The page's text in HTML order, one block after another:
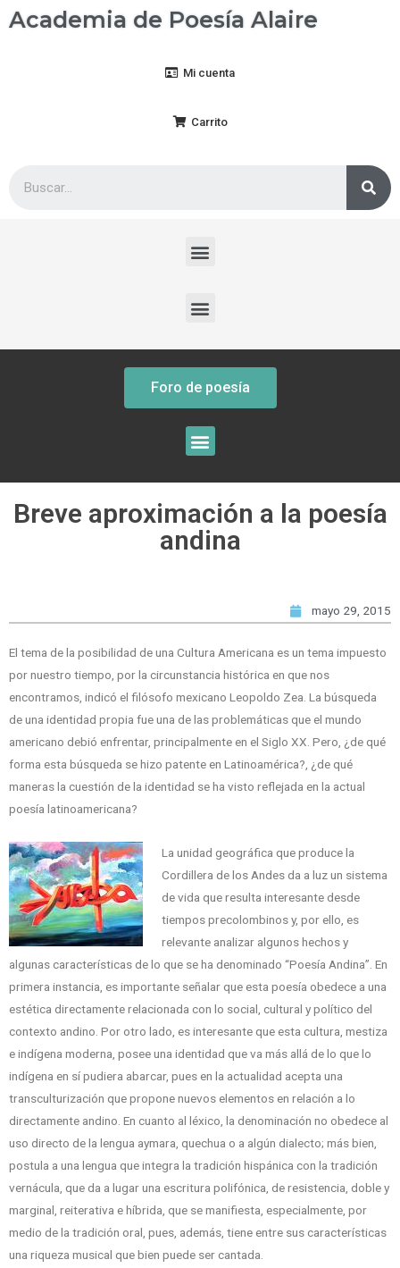
Academia de Poesía Alaire
Mi cuenta
Carrito
Foro de poesía
Breve aproximación a la poesía
andina
mayo 29, 2015
El tema de la posibilidad de una Cultura Americana es un tema impuesto
por nuestro tiempo, por la circunstancia histórica en que nos
encontramos, indicó el filósofo mexicano Leopoldo Zea. La búsqueda
de una identidad propia fue una de las problemáticas que el mundo
americano debió enfrentar, principalmente en el Siglo XX. Pero, ¿de qué
forma esta búsqueda se hizo patente en Latinoamérica?, ¿de qué
maneras la cuestión de la identidad se ha visto reflejada en la actual
poesía latinoamericana?
La unidad geográfica que produce la
Cordillera de los Andes da a luz un sistema
de vida que resulta interesante desde
tiempos precolombinos y, por ello, es
relevante analizar algunos hechos y
algunas características de lo que se ha denominado “Poesía Andina”. En
primera instancia, es importante señalar que esta poesía obedece a una
estética directamente relacionada con lo social, cultural y político del
contexto andino. Por otro lado, es interesante que esta cultura, mestiza
e indígena moderna, posee una identidad que va más allá de lo que lo
indígena en sí pudiera abarcar, pues en la actualidad acepta una
transculturización que propone nuevos elementos en relación a lo
directamente andino. En cuanto al léxico, la denominación no obedece al
uso directo de la lengua aymara, quechua o a algún dialecto; más bien,
postula a una lengua que integra la tradición hispánica con la tradición
vernácula, que da a lugar una escritura polifónica, de resistencia, doble y
marginal, reiterativa e híbrida, que se manifiesta, especialmente, por
medio de la tradición oral, pues, además, tiene entre sus características
una riqueza musical que bien puede ser cantada.